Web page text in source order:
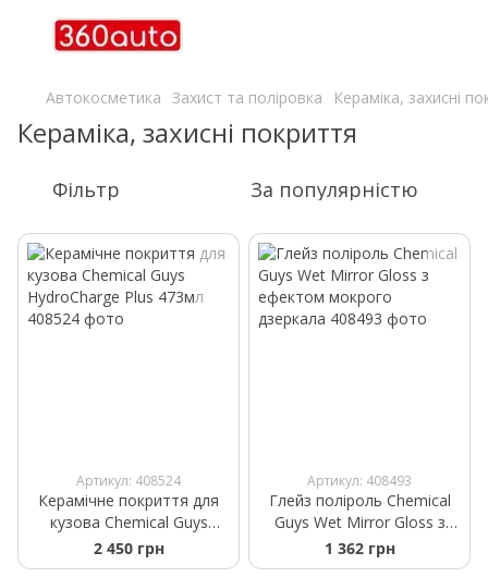
Автокосметика Захист та поліровка Кераміка, захисні
Кераміка, захисні покриття
Фільтр За популярністю
Артикул: 408524
Керамічне покриття для
кузова Chemical Guys
HydroCharge Plus 473мл
2 450 грн
Артикул: 408493
Глейз поліроль Chemical
Guys Wet Mirror Gloss з
ефектом мокрого
дзеркала
1 362 грн